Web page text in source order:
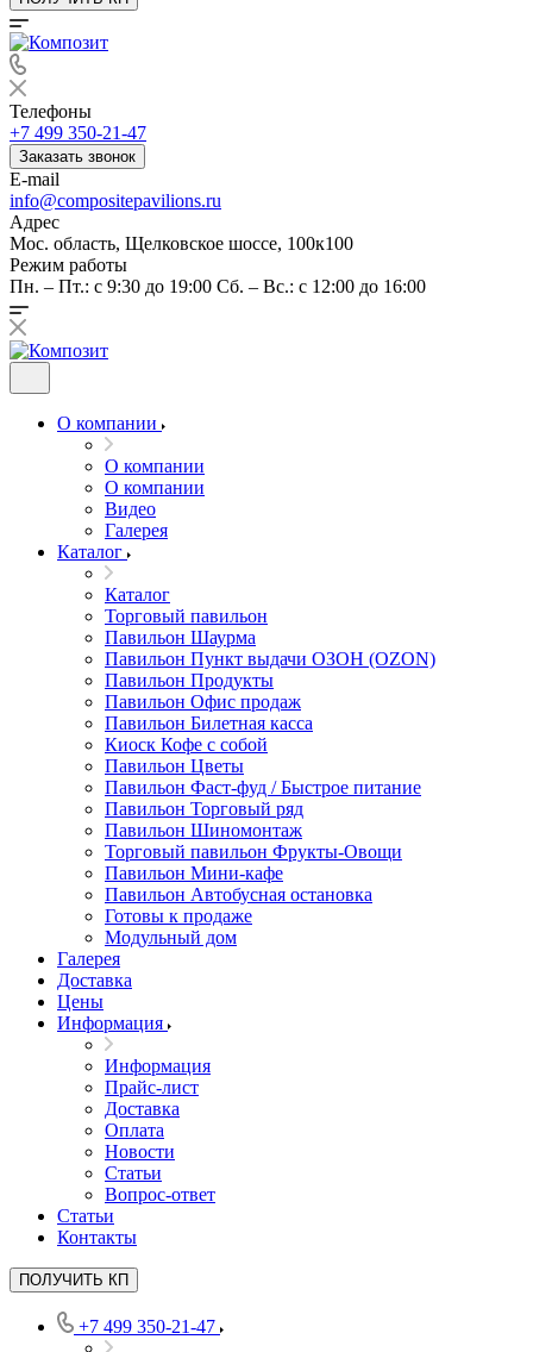
Телефоны
+7 499 350-21-47
Заказать звонок
E-mail
info@compositepavilions.ru
Адрес
Мос. область, Щелковское шоссе, 100к100
Режим работы
Пн. – Пт.: с 9:30 до 19:00 Сб. – Вс.: с 12:00 до 16:00
О компании
О компании
О компании
Видео
Галерея
Каталог
Каталог
Торговый павильон
Павильон Шаурма
Павильон Пункт выдачи ОЗОН (OZON)
Павильон Продукты
Павильон Офис продаж
Павильон Билетная касса
Киоск Кофе с собой
Павильон Цветы
Павильон Фаст-фуд / Быстрое питание
Павильон Торговый ряд
Павильон Шиномонтаж
Торговый павильон Фрукты-Овощи
Павильон Мини-кафе
Павильон Автобусная остановка
Готовы к продаже
Модульный дом
Галерея
Доставка
Цены
Информация
Информация
Прайс-лист
Доставка
Оплата
Новости
Статьи
Вопрос-ответ
Статьи
Контакты
ПОЛУЧИТЬ КП
+7 499 350-21-47